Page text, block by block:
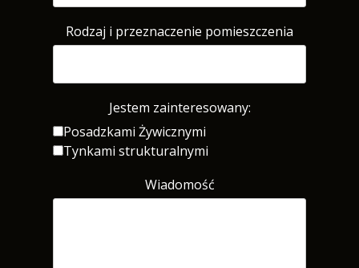
Rodzaj i przeznaczenie pomieszczenia
Jestem zainteresowany:
Posadzkami Żywicznymi
Tynkami strukturalnymi
Wiadomość